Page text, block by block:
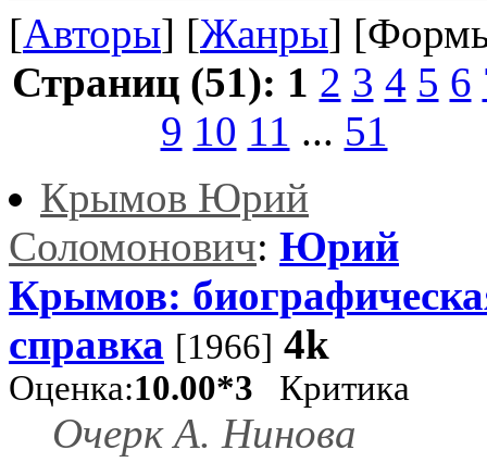
[Авторы] [Жанры]
Страниц (51): 1 2 3 4 5 6
9 10 11 ... 51
Крымов Юрий
Соломонович: Юрий
Крымов:
справка [1966] 4k
Оценка:10.00*3 Критика
Очерк А. Нинова